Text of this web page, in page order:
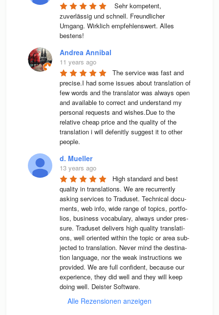
Sehr kompetent,
zuverlässig und schnell. Freundlicher
Umgang. Wirklich empfehlenswert. Alles
bestens!
Andrea Annibal
11 years ago
The service was fast and
precise.I had some issues about translation of
few words and the translator was always open
and available to correct and understand my
personal requests and wishes.Due to the
relative cheap price and the quality of the
translation i will defenitly suggest it to other
people.
d. Mueller
13 years ago
High stan­dard and best
qua­lity in trans­la­ti­ons. We are recur­rently
asking ser­vices to Tra­du­set. Tech­ni­cal docu­
ments, web info, wide range of topics, port­fo­
lios, busi­ness voca­bu­lary, always under pres­
sure. Tra­du­set deli­vers high qua­lity trans­la­ti­
ons, well ori­en­ted wit­hin the topic or area sub­
jec­ted to trans­la­tion. Never mind the desti­na­
tion lan­guage, nor the weak instruc­tions we
pro­vi­ded. We are full con­fi­dent, because our
expe­ri­ence, they did well and they will keep
doing well. Deis­ter Software.
Alle Rezensionen anzeigen